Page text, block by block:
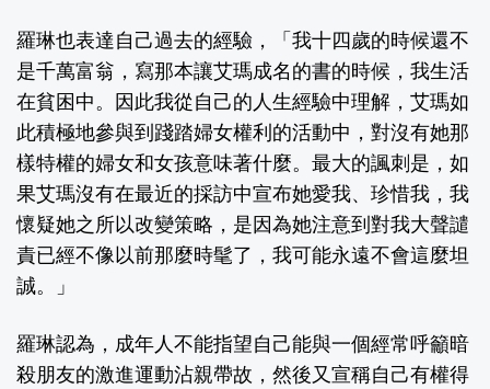
羅琳也表達自己過去的經驗，「我十四歲的時候還不
是千萬富翁，寫那本讓艾瑪成名的書的時候，我生活
在貧困中。因此我從自己的人生經驗中理解，艾瑪如
此積極地參與到踐踏婦女權利的活動中，對沒有她那
樣特權的婦女和女孩意味著什麼。最大的諷刺是，如
果艾瑪沒有在最近的採訪中宣布她愛我、珍惜我，我
懷疑她之所以改變策略，是因為她注意到對我大聲譴
責已經不像以前那麼時髦了，我可能永遠不會這麼坦
誠。」
羅琳認為，成年人不能指望自己能與一個經常呼籲暗
殺朋友的激進運動沾親帶故，然後又宣稱自己有權得